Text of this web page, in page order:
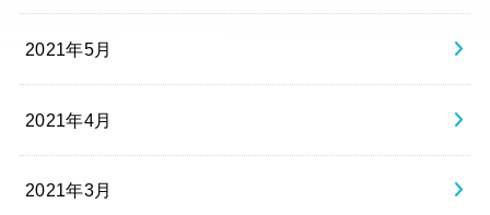
2021年5月
2021年4月
2021年3月